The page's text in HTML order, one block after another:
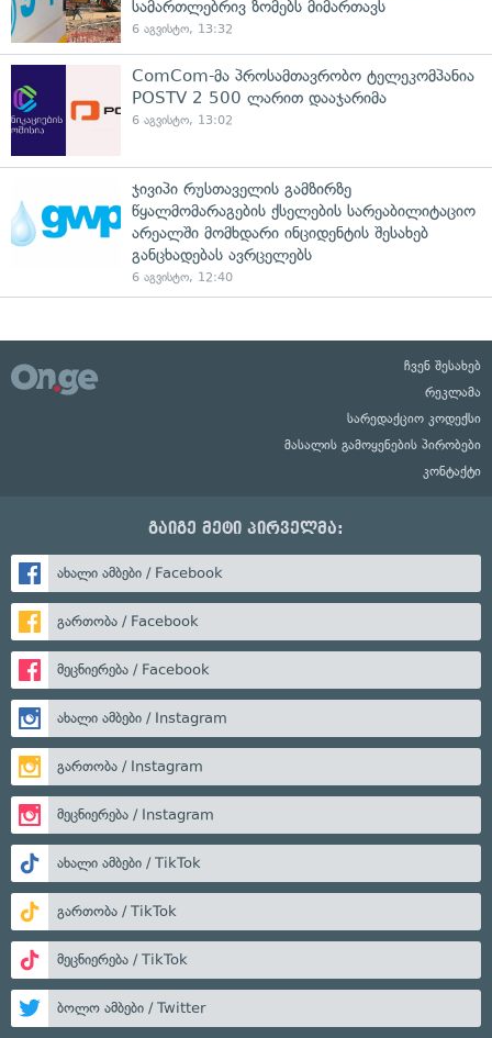
სამართლებრივ ზომებს მიმართავს
6 აგვისტო, 13:32
ComCom-მა პროსამთავრობო ტელეკომპანია
POSTV 2 500 ლარით დააჯარიმა
6 აგვისტო, 13:02
ჯივიპი რუსთაველის გამზირზე
წყალმომარაგების ქსელების სარეაბილიტაციო
არეალში მომხდარი ინციდენტის შესახებ
განცხადებას ავრცელებს
6 აგვისტო, 12:40
ჩვენ შესახებ
რეკლამა
სარედაქციო კოდექსი
მასალის გამოყენების პირობები
კონტაქტი
გაიგე მეტი პირველმა:
ახალი ამბები / Facebook
გართობა / Facebook
მეცნიერება / Facebook
ახალი ამბები / Instagram
გართობა / Instagram
მეცნიერება / Instagram
ახალი ამბები / TikTok
გართობა / TikTok
მეცნიერება / TikTok
ბოლო ამბები / Twitter